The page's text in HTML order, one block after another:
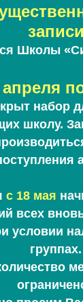
записи
Школы
набор
школу.
с 18 мая
всех
условии
группах.